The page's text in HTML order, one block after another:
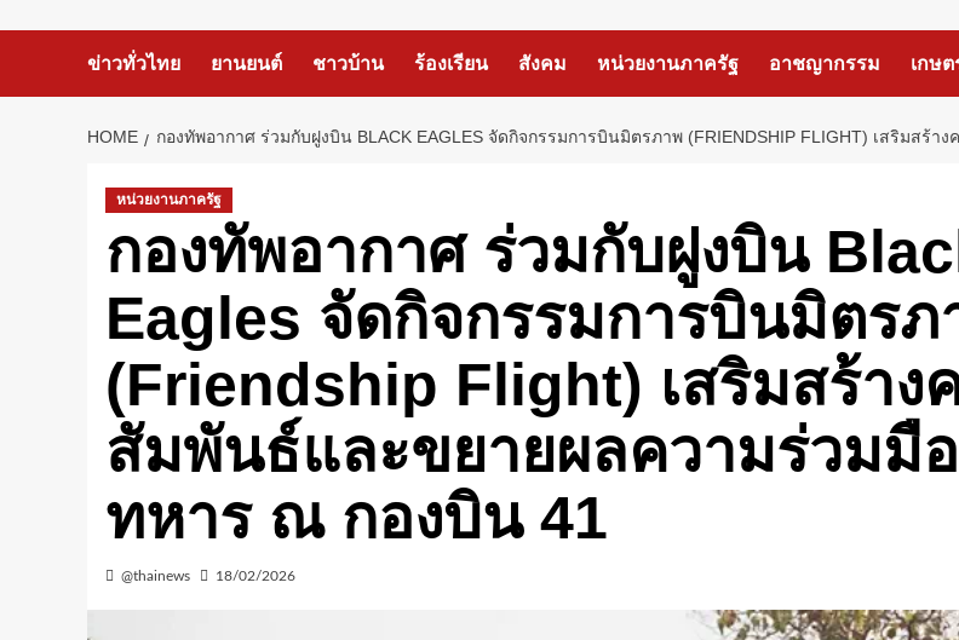
ข่าวทั่วไทย ยานยนต์ ชาวบ้าน ร้องเรียน สังคม หน่วยงานภาครัฐ อาชญากรรม เกษต
HOME กองทัพอากาศ ร่วมกับฝูงบิน BLACK EAGLES จัดกิจกรรมการบินมิตรภาพ (FRIENDSHIP FLIGHT) เสริมส
หน่วยงานภาครัฐ
กองทัพอากาศ ร่วมกับฝูงบิน
Eagles จัดกิจกรรมการบินมิตรภ
(Friendship Flight) เสริมสร้าง
สัมพันธ์และขยายผลความร่วมมื
ทหาร ณ กองบิน 41
@thainews 18/02/2026